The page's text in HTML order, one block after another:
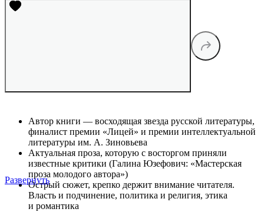
Автор книги — восходящая звезда русской литературы,
финалист премии «Лицей» и премии интеллектуальной
литературы им. А. Зиновьева
Актуальная проза, которую с восторгом приняли
известные критики (Галина Юзефович: «Мастерская
проза молодого автора»)
Острый сюжет, крепко держит внимание читателя.
Власть и подчинение, политика и религия, этика
и романтика
Развернуть